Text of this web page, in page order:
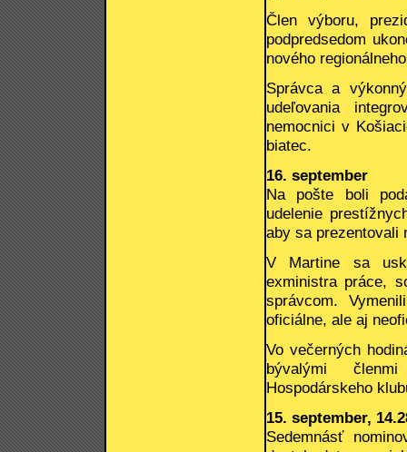
Člen výboru,
podpredsedom
nového
Správca a
udeľovania
nemocnici v
biatec.
16. september
Na pošte boli
udelenie
aby sa prezentovali
V Martine sa
exministra práce,
správcom.
oficiálne, ale aj
Vo večerných
bývalými
Hospodárskeho
15. september,
Sedemnásť